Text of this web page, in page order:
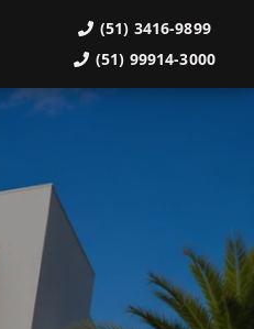
(51) 3416-9899
(51) 99914-3000